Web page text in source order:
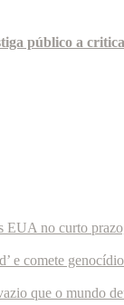
público a
EUA no curto
e comete genocídio
que o mundo